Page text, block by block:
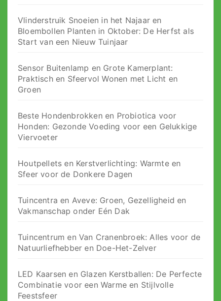
Vlinderstruik Snoeien in het Najaar en
Bloembollen Planten in Oktober: De Herfst als
Start van een Nieuw Tuinjaar
Sensor Buitenlamp en Grote Kamerplant:
Praktisch en Sfeervol Wonen met Licht en
Groen
Beste Hondenbrokken en Probiotica voor
Honden: Gezonde Voeding voor een Gelukkige
Viervoeter
Houtpellets en Kerstverlichting: Warmte en
Sfeer voor de Donkere Dagen
Tuincentra en Aveve: Groen, Gezelligheid en
Vakmanschap onder Eén Dak
Tuincentrum en Van Cranenbroek: Alles voor de
Natuurliefhebber en Doe-Het-Zelver
LED Kaarsen en Glazen Kerstballen: De Perfecte
Combinatie voor een Warme en Stijlvolle
Feestsfeer